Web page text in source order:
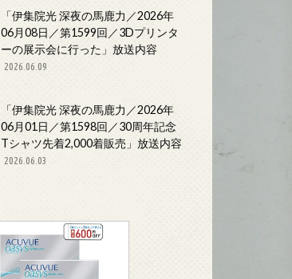
「伊集院光 深夜の馬鹿力／2026年
06月08日／第1599回／3Dプリンタ
ーの展示会に行った」放送内容
2026.06.09
「伊集院光 深夜の馬鹿力／2026年
06月01日／第1598回／30周年記念
Tシャツ先着2,000着販売」放送内容
2026.06.03